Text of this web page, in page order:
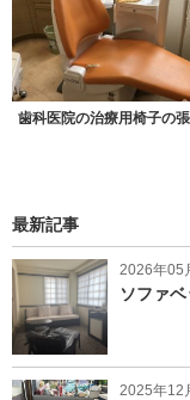
歯科医院の治療用椅子の張
最新記事
2026年05
ソファ
2025年12